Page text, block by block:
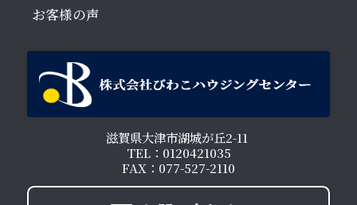
お客様の声
滋賀県大津市湖城が丘2-11
TEL：0120421035
FAX：077-527-2110